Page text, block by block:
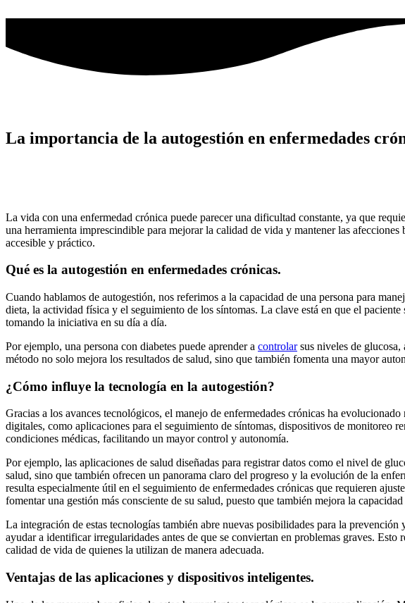
La importancia de la autogestión en enfermedades
La vida con una enfermedad crónica puede parecer una dificultad constante, ya que
una herramienta imprescindible para mejorar la calidad de vida y mantener las
accesible y práctico.
Qué es la autogestión en enfermedades crónicas.
Cuando hablamos de autogestión, nos referimos a la capacidad de una persona para
dieta, la actividad física y el seguimiento de los síntomas. La clave está en que el
tomando la iniciativa en su día a día.
Por ejemplo, una persona con diabetes puede aprender a controlarsus niveles de glucosa,
método no solo mejora los resultados de salud, sino que también fomenta una mayor
¿Cómo influye la tecnología en la autogestión?
Gracias a los avances tecnológicos, el manejo de enfermedades crónicas ha
digitales, como aplicaciones para el seguimiento de síntomas, dispositivos de monitoreo
condiciones médicas, facilitando un mayor control y autonomía.
Por ejemplo, las aplicaciones de salud diseñadas para registrar datos como el nivel de
salud, sino que también ofrecen un panorama claro del progreso y la evolución de la
resulta especialmente útil en el seguimiento de enfermedades crónicas que requieren
fomentar una gestión más consciente de su salud, puesto que también mejora la
La integración de estas tecnologías también abre nuevas posibilidades para la
ayudar a identificar irregularidades antes de que se conviertan en problemas graves.
calidad de vida de quienes la utilizan de manera adecuada.
Ventajas de las aplicaciones y dispositivos inteligentes.